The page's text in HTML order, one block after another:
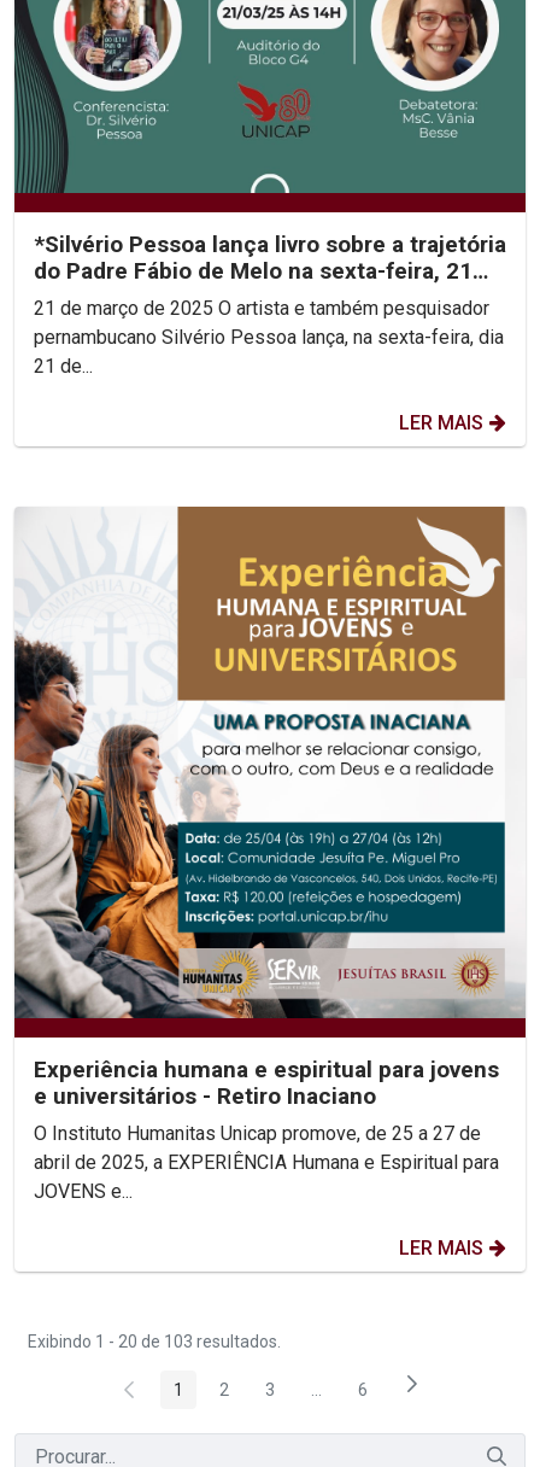
*Silvério Pessoa lança livro sobre a trajetória
do Padre Fábio de Melo na sexta-feira, 21
de...
21 de março de 2025 O artista e também pesquisador
pernambucano Silvério Pessoa lança, na sexta-feira, dia
21 de...
LER MAIS
Experiência humana e espiritual para jovens
e universitários - Retiro Inaciano
O Instituto Humanitas Unicap promove, de 25 a 27 de
abril de 2025, a EXPERIÊNCIA Humana e Espiritual para
JOVENS e...
LER MAIS
Exibindo 1 - 20 de 103 resultados.
Página
1 Página
2 Página
3 Páginas intermediárias Usar
Página
6